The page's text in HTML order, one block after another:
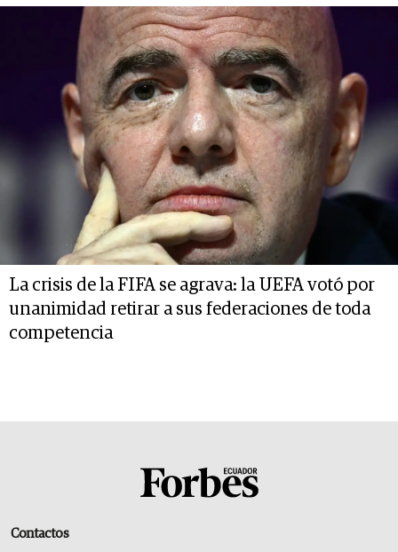
La crisis de la FIFA se agrava: la UEFA votó por
unanimidad retirar a sus federaciones de toda
competencia
Contactos